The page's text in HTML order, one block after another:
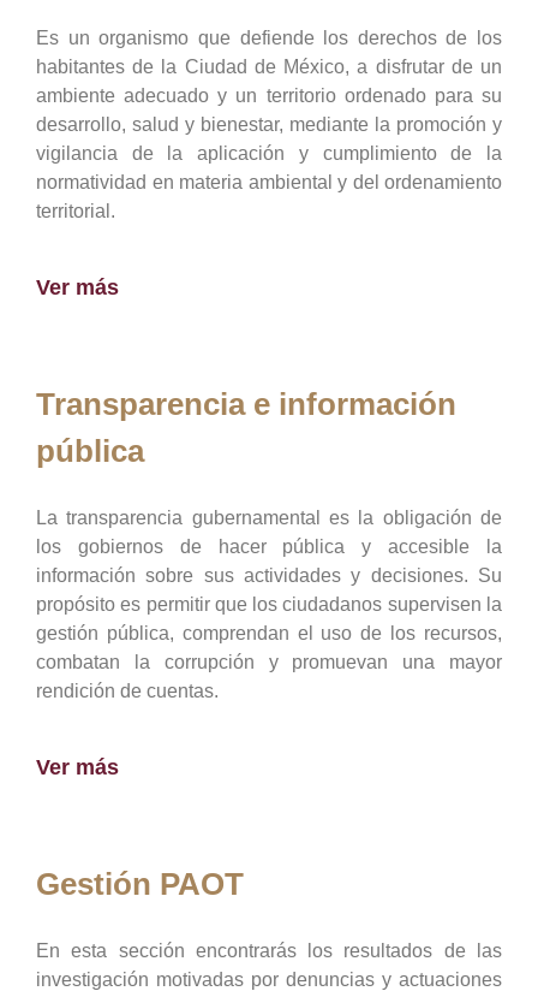
Es un organismo que defiende los derechos de los
habitantes de la Ciudad de México, a disfrutar de un
ambiente adecuado y un territorio ordenado para su
desarrollo, salud y bienestar, mediante la promoción y
vigilancia de la aplicación y cumplimiento de la
normatividad en materia ambiental y del ordenamiento
territorial.
Ver más
Transparencia e información
pública
La transparencia gubernamental es la obligación de
los gobiernos de hacer pública y accesible la
información sobre sus actividades y decisiones. Su
propósito es permitir que los ciudadanos supervisen la
gestión pública, comprendan el uso de los recursos,
combatan la corrupción y promuevan una mayor
rendición de cuentas.
Ver más
Gestión PAOT
En esta sección encontrarás los resultados de las
investigación motivadas por denuncias y actuaciones